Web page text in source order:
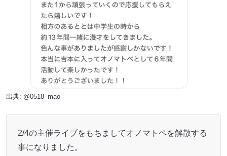
出典: @0518_mao
2/4の主催ライブをもちましてオノマトペを解散する
事になりました。